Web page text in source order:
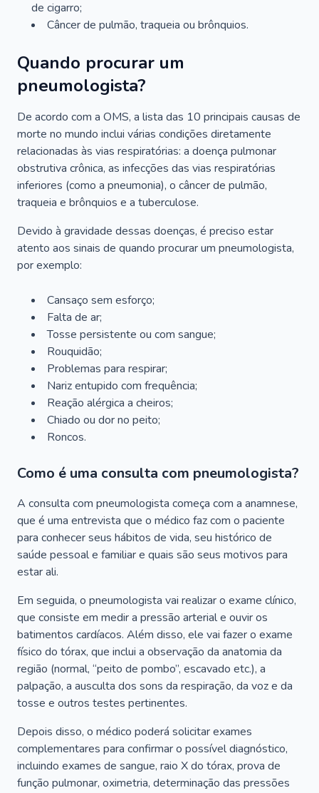
de cigarro;
Câncer de pulmão, traqueia ou brônquios.
Quando procurar um
pneumologista?
De acordo com a OMS, a lista das 10 principais causas de
morte no mundo inclui várias condições diretamente
relacionadas às vias respiratórias: a doença pulmonar
obstrutiva crônica, as infecções das vias respiratórias
inferiores (como a pneumonia), o câncer de pulmão,
traqueia e brônquios e a tuberculose.
Devido à gravidade dessas doenças, é preciso estar
atento aos sinais de quando procurar um pneumologista,
por exemplo:
Cansaço sem esforço;
Falta de ar;
Tosse persistente ou com sangue;
Rouquidão;
Problemas para respirar;
Nariz entupido com frequência;
Reação alérgica a cheiros;
Chiado ou dor no peito;
Roncos.
Como é uma consulta com pneumologista?
A consulta com pneumologista começa com a anamnese,
que é uma entrevista que o médico faz com o paciente
para conhecer seus hábitos de vida, seu histórico de
saúde pessoal e familiar e quais são seus motivos para
estar ali.
Em seguida, o pneumologista vai realizar o exame clínico,
que consiste em medir a pressão arterial e ouvir os
batimentos cardíacos. Além disso, ele vai fazer o exame
físico do tórax, que inclui a observação da anatomia da
região (normal, “peito de pombo”, escavado etc.), a
palpação, a ausculta dos sons da respiração, da voz e da
tosse e outros testes pertinentes.
Depois disso, o médico poderá solicitar exames
complementares para confirmar o possível diagnóstico,
incluindo exames de sangue, raio X do tórax, prova de
função pulmonar, oximetria, determinação das pressões